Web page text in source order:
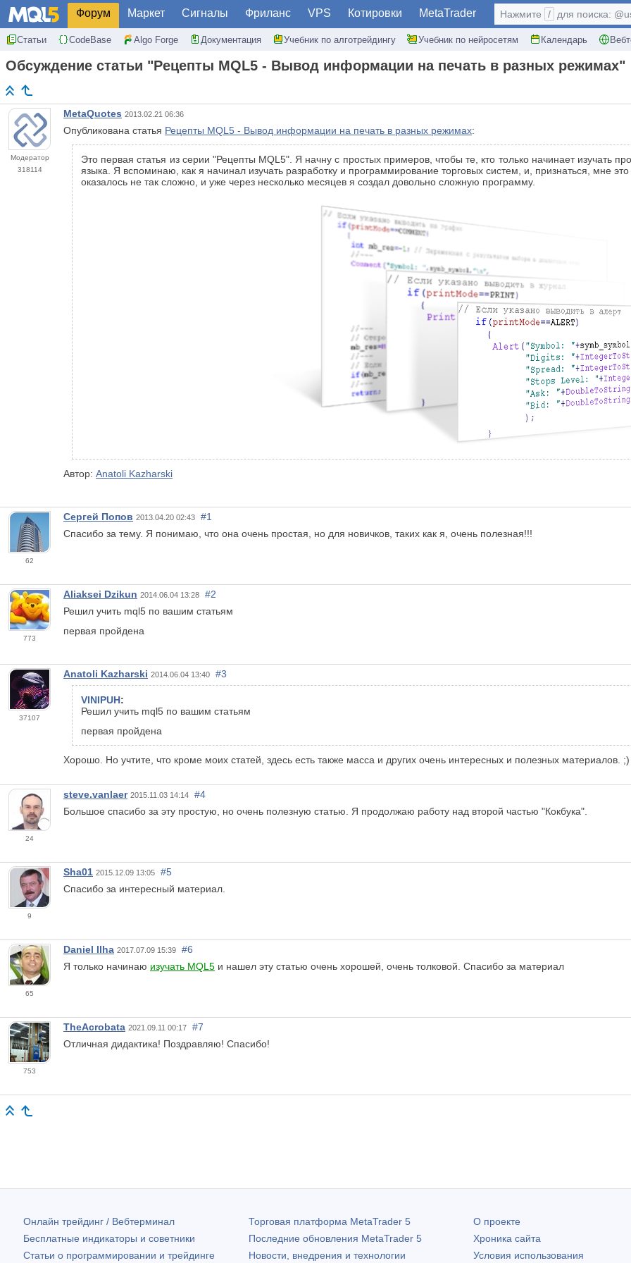
Форум Маркет Сигналы Фриланс VPS Котировки MetaTrader
Статьи CodeBase Algo Forge Документация Учебник по алготрейдингу Учебник по нейросетям Календарь
Нажмите / для поиска:
Обсуждение статьи "Рецепты MQL5 - Вывод информации на печать в разных режимах"
Модератор
318114
MetaQuotes 2013.02.21 06:36
Опубликована статья Рецепты MQL5 - Вывод информации на печать в разных режимах:
Это первая статья из серии "Рецепты MQL5". Я начну с простых примеров, чтобы те, кто только начинает изучать
языка. Я вспоминаю, как я начинал изучать разработку и программирование торговых систем, и, признаться, мне
оказалось не так сложно, и уже через несколько месяцев я создал довольно сложную программу.
Автор: Anatoli Kazharski
62
Сергей Попов 2013.04.20 02:43
#1
Спасибо за тему. Я понимаю, что она очень простая, но для новичков, таких как я, очень полезная!!!
773
Aliaksei Dzikun 2014.06.04 13:28
#2
Решил учить mql5 по вашим статьям
первая пройдена
37107
Anatoli Kazharski 2014.06.04 13:40 #3
VINIPUH:
Решил учить mql5 по вашим статьям
первая пройдена
Хорошо. Но учтите, что кроме моих статей, здесь есть также масса и других очень интересных и полезных материалов.
24
steve.vanlaer 2015.11.03 14:14
#4
Большое спасибо за эту простую, но очень полезную статью. Я продолжаю работу над второй частью "Кокбука".
9
Sha01 2015.12.09 13:05
#5
Спасибо за интересный материал.
65
Daniel Ilha 2017.07.09 15:39
#6
Я только начинаю изучать MQL5 и нашел эту статью очень хорошей, очень толковой. Спасибо за материал
753
TheAcrobata 2021.09.11 00:17
#7
Отличная дидактика! Поздравляю! Спасибо!
Онлайн трейдинг / Вебтерминал
Бесплатные индикаторы и советники
Статьи о программировании и трейдинге
Торговая платформа MetaTrader 5
Последние обновления MetaTrader 5
Новости, внедрения и технологии
О проекте
Хроника сайта
Условия использования